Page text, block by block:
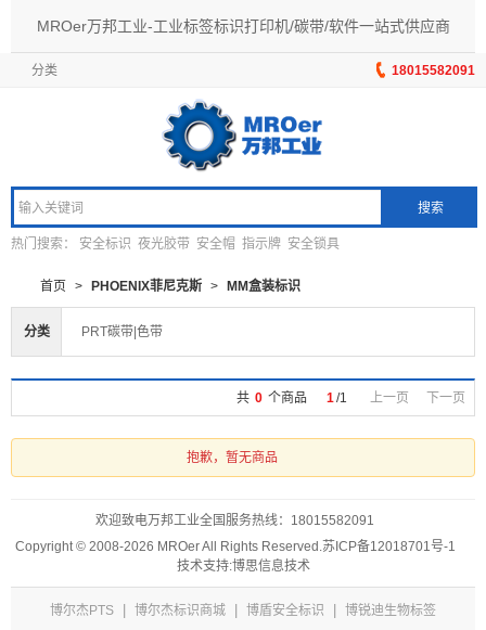
MROer万邦工业-工业标签标识打印机/碳带/软件一站式供应商
18015582091
分类
搜索
热门搜索： 安全标识 夜光胶带 安全帽 指示牌 安全锁具
首页 > PHOENIX菲尼克斯 > MM盒装标识
分类 PRT碳带|色带
共 0 个商品 1 /1 上一页 下一页
抱歉，暂无商品
欢迎致电万邦工业全国服务热线： 18015582091
Copyright © 2008-2026 MROer All Rights Reserved. 苏ICP备12018701号-1
技术支持:博思信息技术
博尔杰PTS | 博尔杰标识商城 | 博盾安全标识 | 博锐迪生物标签